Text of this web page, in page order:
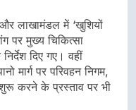
और लाखामंडल में ‘खुशियों
पर मुख्य चिकित्सा
दिए गए। वहीं
मार्ग पर परिवहन निगम,
करने के प्रस्ताव पर भी